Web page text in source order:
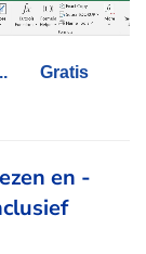
Gratis
en -